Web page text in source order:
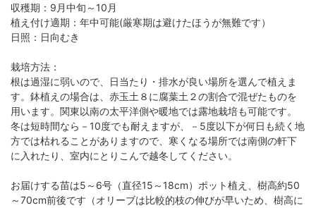
収穫期：9月中旬～10月
植え付け適期：年中可能(厳寒期は避けたほうが無難です）
日照：日向むき
栽培方法：
根は過湿に弱いので、日当たり・排水が良い場所を選んで植えま
す。鉢植えの場合は、赤玉土８に腐葉土２の割合で混ぜたものを
用います。関東以南の太平洋側や暖地では露地栽培も可能です。
冬は短時間なら－10度でも耐えますが、－5度以下が何日も続く地
方では枯れることがありますので、寒くなる場所では南側の軒下
に入れたり、室内にとりこんで越冬してください。
お届けする苗は5～6号（直径15～18cm）ポット植え、樹高約50
～70cm前後です（オリーブは比較的枝の伸びが早いため、樹高に